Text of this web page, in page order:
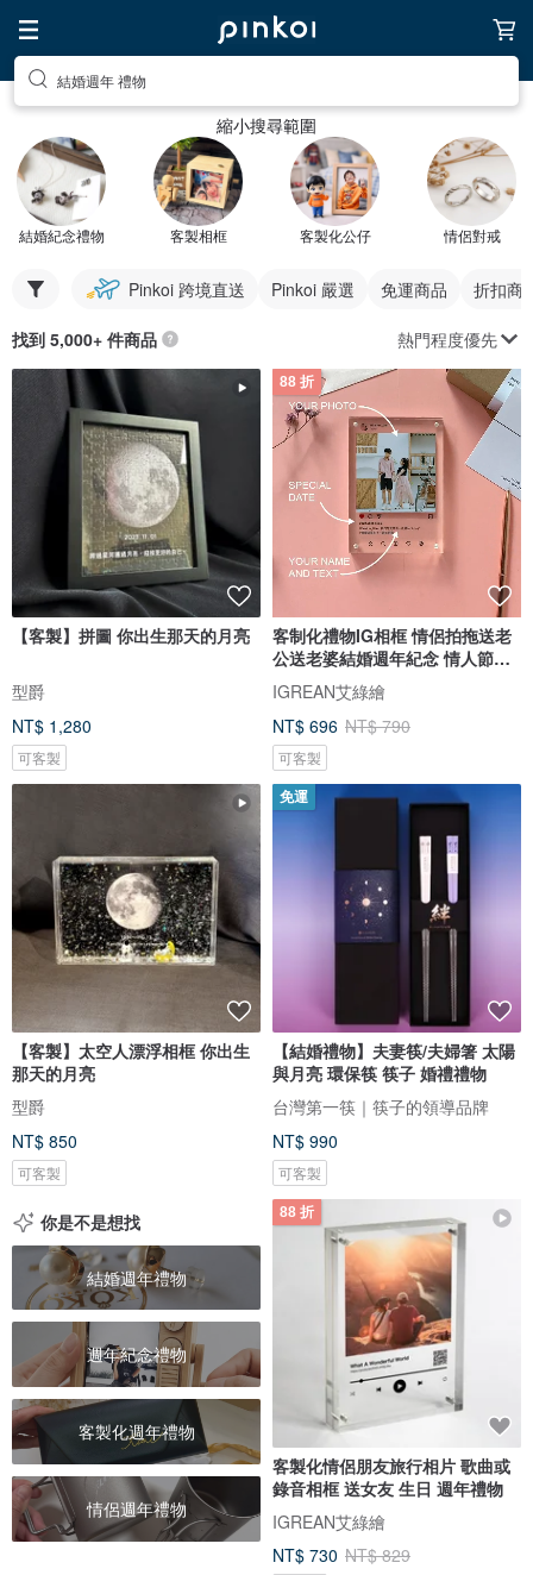
結婚週年 禮物
縮小搜尋範圍
結婚紀念禮物 客製相框 客製化公仔 情侶對戒
Pinkoi 跨境直送 Pinkoi 嚴選 免運商品 折扣商
找到 5,000+ 件商品 熱門程度優先
【客製】拼圖 你出生那天的月亮
型爵
NT$ 1,280
可客製
88 折
客制化禮物IG相框 情侶拍拖送老
公送老婆結婚週年紀念 情人節禮
盒
IGREAN艾綠繪
NT$ 696 NT$ 790
可客製
【客製】太空人漂浮相框 你出生
那天的月亮
型爵
NT$ 850
可客製
免運
【結婚禮物】夫妻筷/夫婦箸 太陽
與月亮 環保筷 筷子 婚禮禮物
台灣第一筷｜筷子的領導品牌
NT$ 990
可客製
你是不是想找
結婚週年禮物
週年紀念禮物
客製化週年禮物
情侶週年禮物
88 折
客製化情侶朋友旅行相片 歌曲或
錄音相框 送女友 生日 週年禮物
IGREAN艾綠繪
NT$ 730 NT$ 829